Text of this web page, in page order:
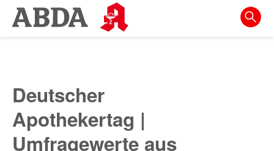
Springe
direkt
zur
Meta-
Navigation
Deutscher
Apothekertag |
Umfragewerte aus